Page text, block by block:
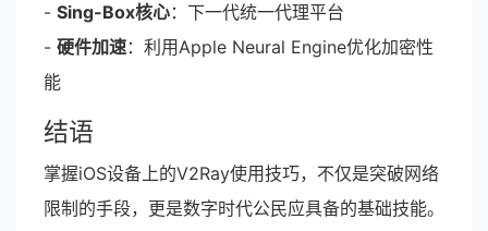
- Sing-Box核心：下一代统一代理平台
- 硬件加速：利用Apple Neural Engine优化加密性
能
结语
掌握iOS设备上的V2Ray使用技巧，不仅是突破网络
限制的手段，更是数字时代公民应具备的基础技能。